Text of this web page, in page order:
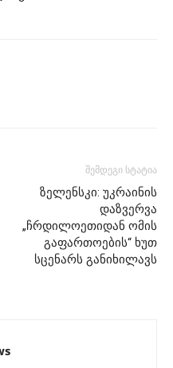
შემდეგი სტატია
ზელენსკი: უკრაინის
დაზვერვა
„ჩრდილოეთიდან ომის
გაფართოების“ ხუთ
სცენარს განიხილავს